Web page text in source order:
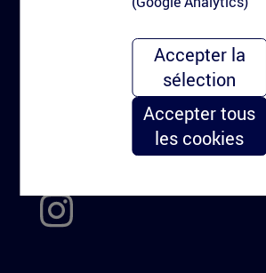
Accepter la
sélection
Accepter tous
les cookies
Types de clients
Le kit de marquage personnalisé
Carré Urbain